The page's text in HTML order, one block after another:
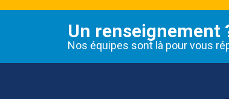
Un renseignement
Nos équipes sont là pour vous